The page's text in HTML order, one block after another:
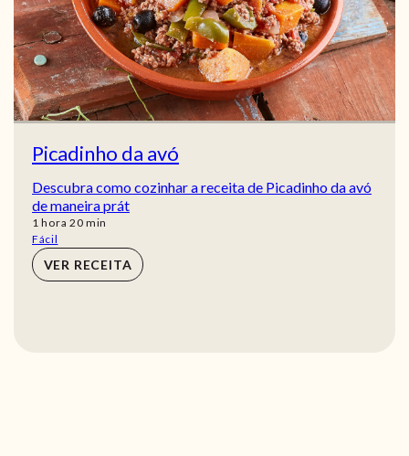
Picadinho da avó
Descubra como cozinhar a receita de Picadinho da avó
de maneira prát
1 hora
hora 20min
min
Fácil
VER RECEITA